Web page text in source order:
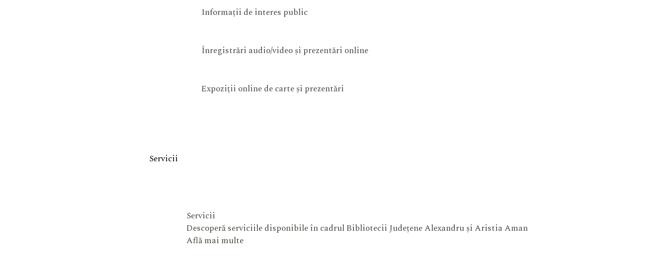
Informații de interes public
Înregistrări audio/video și prezentări online
Expoziții online de carte și prezentări
Servicii
Servicii
Descoperă serviciile disponibile în cadrul Bibliotecii Județene Alexandru și Aristia Aman
Află mai multe